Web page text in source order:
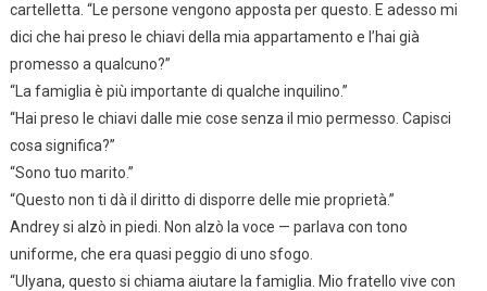
cartelletta. “Le persone vengono apposta per questo. E adesso mi
dici che hai preso le chiavi della mia appartamento e l’hai già
promesso a qualcuno?”
“La famiglia è più importante di qualche inquilino.”
“Hai preso le chiavi dalle mie cose senza il mio permesso. Capisci
cosa significa?”
“Sono tuo marito.”
“Questo non ti dà il diritto di disporre delle mie proprietà.”
Andrey si alzò in piedi. Non alzò la voce — parlava con tono
uniforme, che era quasi peggio di uno sfogo.
“Ulyana, questo si chiama aiutare la famiglia. Mio fratello vive con